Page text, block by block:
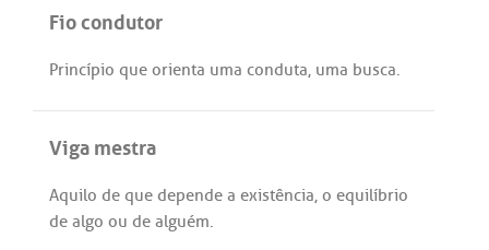
Fio condutor
Princípio que orienta uma conduta, uma busca.
Viga mestra
Aquilo de que depende a existência, o equilíbrio
de algo ou de alguém.